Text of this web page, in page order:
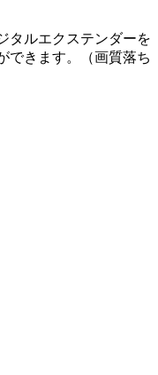
タルエクステンダーを
できます。（画質落ち